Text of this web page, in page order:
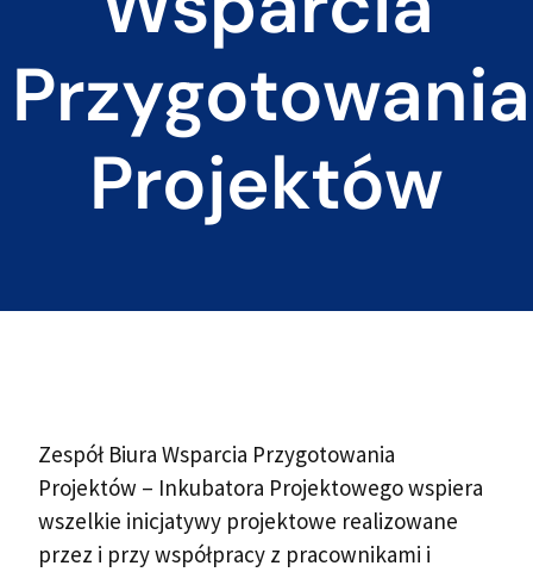
Przygotowania
Projektów
Zespół Biura Wsparcia Przygotowania
Projektów – Inkubatora Projektowego wspiera
wszelkie inicjatywy projektowe realizowane
przez i przy współpracy z pracownikami i